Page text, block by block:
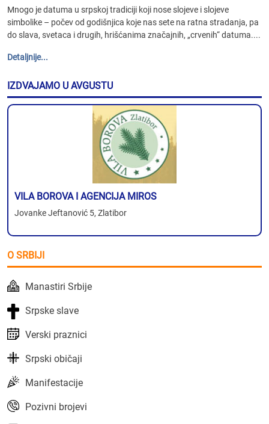
Mnogo je datuma u srpskoj tradiciji koji nose slojeve i slojeve
simbolike – počev od godišnjica koje nas sete na ratna stradanja, pa
do slava, svetaca i drugih, hrišćanima značajnih, „crvenih“ datuma....
Detaljnije...
IZDVAJAMO U AVGUSTU
VILA BOROVA I AGENCIJA MIROS
Jovanke Jeftanović 5, Zlatibor
O SRBIJI
Manastiri Srbije
Srpske slave
Verski praznici
Srpski običaji
Manifestacije
Pozivni brojevi